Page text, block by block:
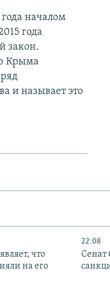
началом
года
закон.
Крыма
и называет это
что
на его
22:08
Сенат